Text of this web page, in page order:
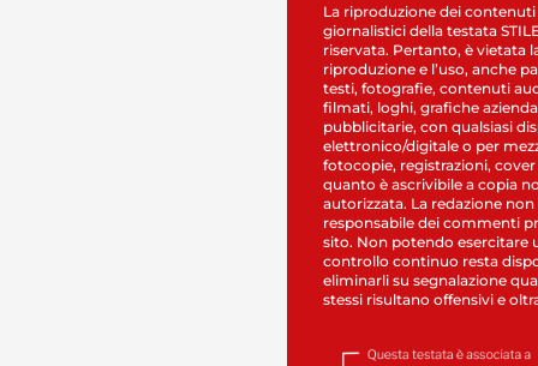
La riproduzione dei contenuti
giornalistici della testata
riservata. Pertanto, è vietata
riproduzione e l’uso, anche
testi, fotografie, contenuti
filmati, loghi, grafiche
pubblicitarie, con qualsiasi
elettronico/digitale o per
fotocopie, registrazioni,
quanto è ascrivibile a copia
autorizzata. La redazione non
responsabile dei commenti
sito. Non potendo esercitare
controllo continuo resta
eliminarli su segnalazione
stessi risultano offensivi e